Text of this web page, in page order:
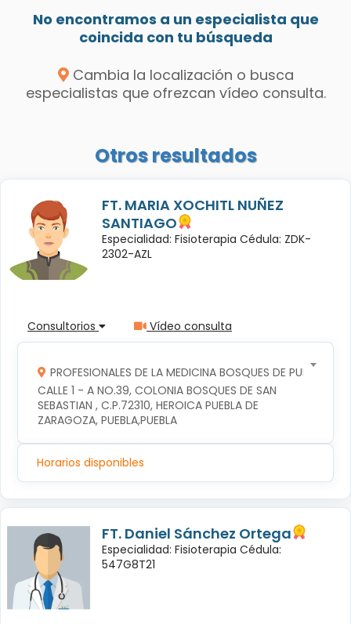
No encontramos a un especialista que
coincida con tu búsqueda
Cambia la localización o busca
especialistas que ofrezcan vídeo consulta.
Otros resultados
FT. MARIA XOCHITL NUÑEZ
SANTIAGO
Especialidad: Fisioterapia Cédula: ZDK-
2302-AZL
Consultorios Vídeo consulta
PROFESIONALES DE LA MEDICINA BOSQUES DE PUEBLA S
CALLE 1 - A NO.39, COLONIA BOSQUES DE SAN
SEBASTIAN , C.P.72310, HEROICA PUEBLA DE
ZARAGOZA, PUEBLA,PUEBLA
Horarios disponibles
FT. Daniel Sánchez Ortega
Especialidad: Fisioterapia Cédula:
547G8T21